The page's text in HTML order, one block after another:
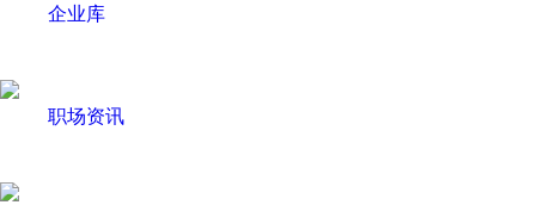
企业库
职场资讯